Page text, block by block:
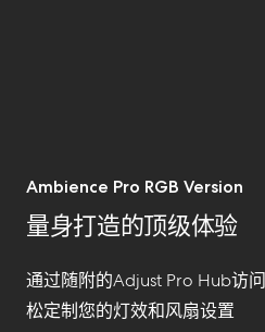
Ambience Pro RGB Version
量身打造的顶级体验
通过随附的Adjust Pro Hub访问
松定制您的灯效和风扇设置